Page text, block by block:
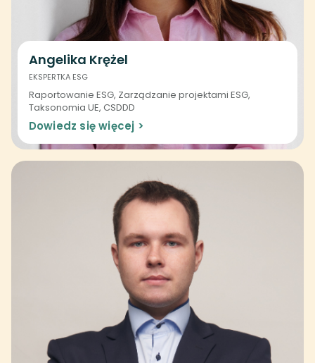
Angelika Krężel
EKSPERTKA ESG
Raportowanie ESG, Zarządzanie projektami ESG,
Taksonomia UE, CSDDD
Dowiedz się więcej >